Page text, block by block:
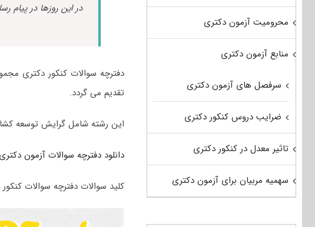
در این روزها در پیام
تقدیم می گردد.
این رشته شامل گرایش توسعه
دانلود دفترچه سوالات آزمون
کلید سوالات دفترچه سوالات
محرومیت آزمون دکتری
منابع آزمون دکتری
سرفصل های آزمون دکتری
ضرایب دروس کنکور دکتری
تاثیر معدل در کنکور دکتری
سهمیه مربیان برای آزمون دکتری